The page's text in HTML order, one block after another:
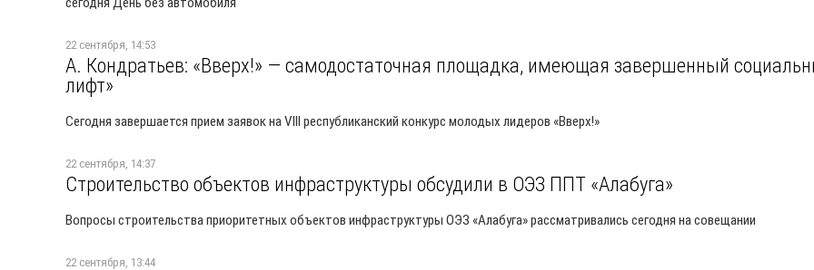
22 сентября, 14:53
А. Кондратьев: «Вверх!» — самодостаточная площадка, имеющая завершенный
лифт»
Сегодня завершается прием заявок на VIII республиканский конкурс молодых лидеров «Вверх!»
22 сентября, 14:37
Строительство объектов инфраструктуры обсудили в ОЭЗ ППТ «Алабуга»
Вопросы строительства приоритетных объектов инфраструктуры ОЭЗ «Алабуга» рассматривались сегодня на совещании
22 сентября, 13:44